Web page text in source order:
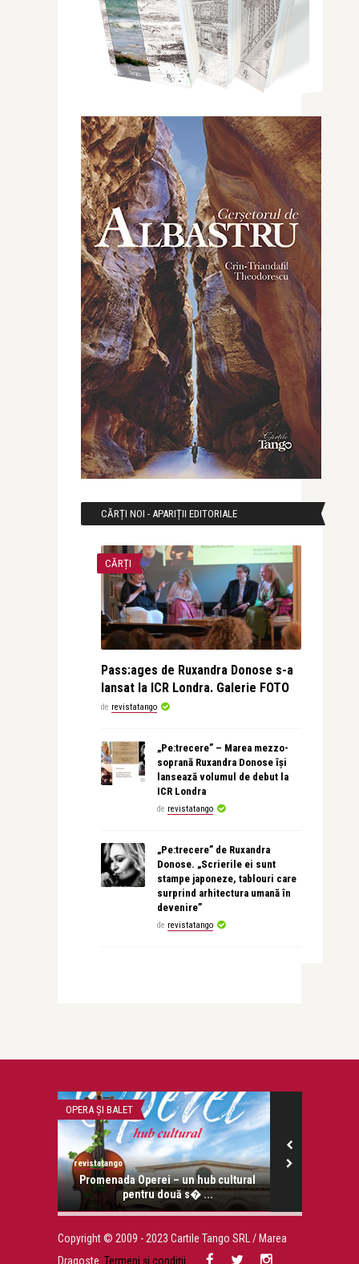
CĂRȚI NOI - APARIȚII EDITORIALE
CĂRȚI
Pass:ages de Ruxandra Donose s-a
lansat la ICR Londra. Galerie FOTO
de revistatango
„Pe:trecere” – Marea mezzo-
soprană Ruxandra Donose își
lansează volumul de debut la
ICR Londra
de revistatango
„Pe:trecere” de Ruxandra
Donose. „Scrierile ei sunt
stampe japoneze, tablouri care
surprind arhitectura umană în
devenire”
de revistatango
OPERA ȘI BALET
revistatango
Promenada Operei – un hub cultural
pentru două s� ...
Copyright © 2009 - 2023 Cartile Tango SRL / Marea
Dragoste. Termeni și condiții